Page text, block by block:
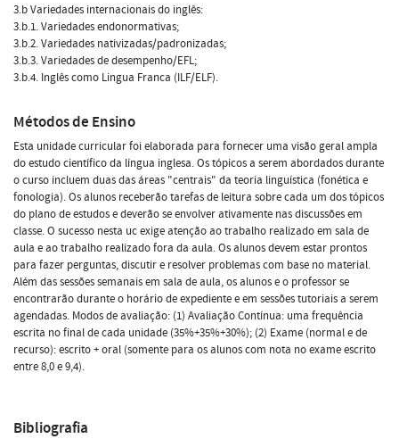
3.b Variedades internacionais do inglês:
3.b.1. Variedades endonormativas;
3.b.2. Variedades nativizadas/padronizadas;
3.b.3. Variedades de desempenho/EFL;
3.b.4. Inglês como Lingua Franca (ILF/ELF).
Métodos de Ensino
Esta unidade curricular foi elaborada para fornecer uma visão geral ampla
do estudo científico da língua inglesa. Os tópicos a serem abordados durante
o curso incluem duas das áreas "centrais" da teoria linguística (fonética e
fonologia). Os alunos receberão tarefas de leitura sobre cada um dos tópicos
do plano de estudos e deverão se envolver ativamente nas discussões em
classe. O sucesso nesta uc exige atenção ao trabalho realizado em sala de
aula e ao trabalho realizado fora da aula. Os alunos devem estar prontos
para fazer perguntas, discutir e resolver problemas com base no material.
Além das sessões semanais em sala de aula, os alunos e o professor se
encontrarão durante o horário de expediente e em sessões tutoriais a serem
agendadas. Modos de avaliação: (1) Avaliação Contínua: uma frequência
escrita no final de cada unidade (35%+35%+30%); (2) Exame (normal e de
recurso): escrito + oral (somente para os alunos com nota no exame escrito
entre 8,0 e 9,4).
Bibliografia